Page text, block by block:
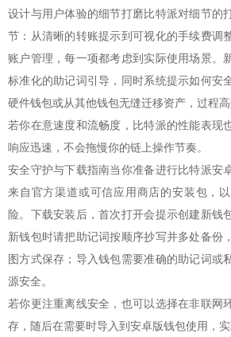
设计与用户体验的细节打磨比特派对细节的
节：从清晰的转账提示到可视化的手续费调
账户管理，每一项都考虑到实际使用场景。
标准化的助记词引导，同时系统提示如何安
硬件钱包或从其他钱包无缝迁移资产，过程高
若你在意速度和流畅度，比特派的性能表现
响应迅速，不会拖慢你的链上操作节奏。
安全守护与下载指南当你准备进行比特派安
来自官方渠道或可信应用商店的安装包，
险。下载安装后，首次打开会提示创建新钱
新钱包时请把助记词按顺序抄写并多处备份
图方式保存；导入钱包需要准确的助记词或
源安全。
若你更注重离线安全，也可以选择在非联网
存，随后在需要时导入到安卓版钱包使用，实